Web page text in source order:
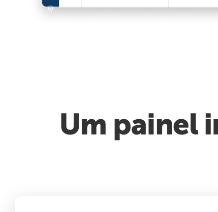
Um painel